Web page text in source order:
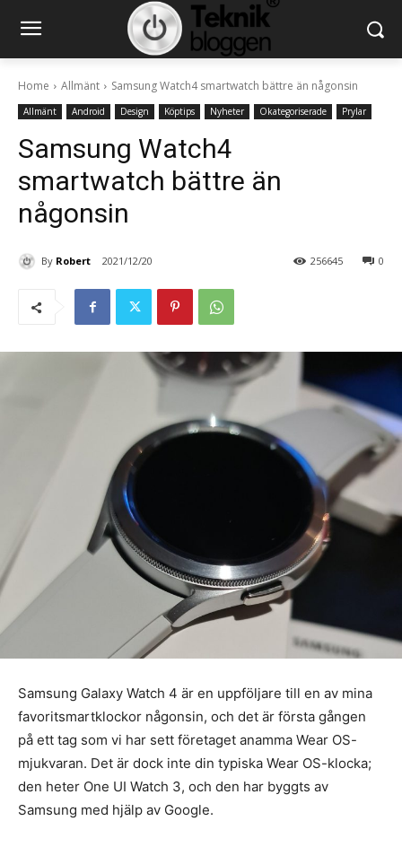
Home Allmänt Samsung Watch4 smartwatch bättre än någonsin
Allmänt Android Design Köptips Nyheter Okategoriserade Prylar
Samsung Watch4
smartwatch bättre än
någonsin
By Robert 2021/12/20 0
256645
Samsung Galaxy Watch 4 är en uppföljare till en av mina
favoritsmartklockor någonsin, och det är första gången
på ett tag som vi har sett företaget anamma Wear OS-
mjukvaran. Det är dock inte din typiska Wear OS-klocka;
den heter One UI Watch 3, och den har byggts av
Samsung med hjälp av Google.